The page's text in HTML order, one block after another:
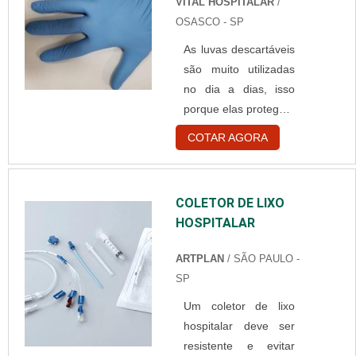
sistemas são:
Controle de tempo;
Tensão; E corrente.
Funcionamento do
raio x de alta
frequência A corrente
do equipamento de
frequência é a
corrente que é
gerada no filamento
OSASCO - SP
As luvas descartáveis
são muito utilizadas
no dia a dias, isso
porque elas protegem
as pessoas durante o
manuseio de
produtos e resíduos
contaminação. Elas
são essenciais dentro
encontradas nos
seguintes materiais:
Nitrilica; Látex; Vinil.
COTAR AGORA
COLETOR DE LIXO
HOSPITALAR
ARTPLAN / SÃO PAULO -
SP
Um coletor de lixo
hospitalar deve ser
resistente e evitar